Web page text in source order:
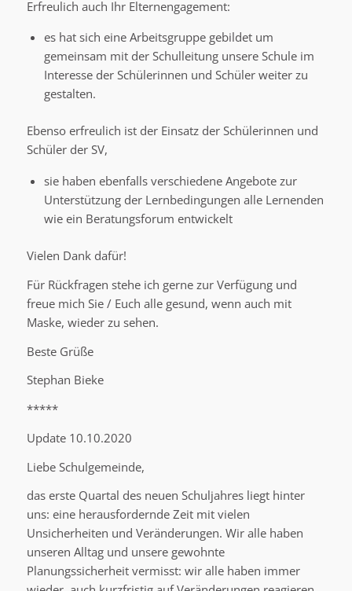
Erfreulich auch Ihr Elternengagement:
es hat sich eine Arbeitsgruppe gebildet um
gemeinsam mit der Schulleitung unsere Schule im
Interesse der Schülerinnen und Schüler weiter zu
gestalten.
Ebenso erfreulich ist der Einsatz der Schülerinnen und
Schüler der SV,
sie haben ebenfalls verschiedene Angebote zur
Unterstützung der Lernbedingungen alle Lernenden
wie ein Beratungsforum entwickelt
Vielen Dank dafür!
Für Rückfragen stehe ich gerne zur Verfügung und
freue mich Sie / Euch alle gesund, wenn auch mit
Maske, wieder zu sehen.
Beste Grüße
Stephan Bieke
*****
Update 10.10.2020
Liebe Schulgemeinde,
das erste Quartal des neuen Schuljahres liegt hinter
uns: eine herausfordernde Zeit mit vielen
Unsicherheiten und Veränderungen. Wir alle haben
unseren Alltag und unsere gewohnte
Planungssicherheit vermisst: wir alle haben immer